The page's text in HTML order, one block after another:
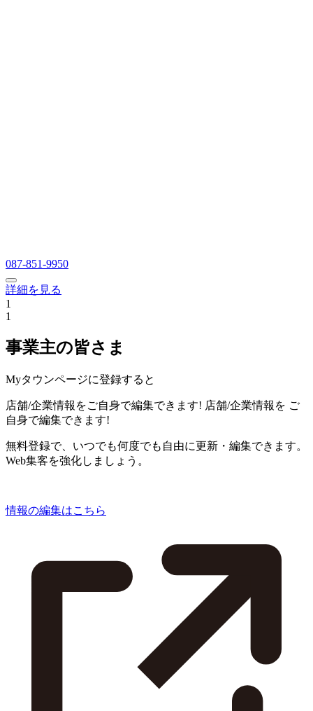
087-851-9950
詳細を見る
1
1
事業主の皆さま
Myタウンページに登録すると
店舗/企業情報をご自身で編集できます! 店舗/企業情報を ご
自身で編集できます!
無料登録で、いつでも何度でも自由に更新・編集できます。
Web集客を強化しましょう。
情報の編集はこちら